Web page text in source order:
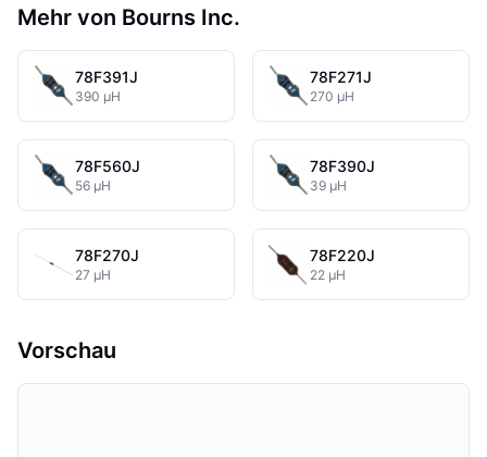
Mehr von Bourns Inc.
78F391J
390 µH
78F271J
270 µH
78F560J
56 µH
78F390J
39 µH
78F270J
27 µH
78F220J
22 µH
Vorschau